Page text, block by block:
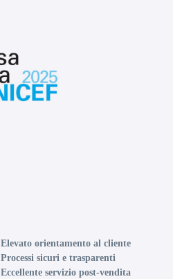
B
Elevato orientamento al cliente
Processi sicuri e trasparenti
Eccellente servizio post-vendita